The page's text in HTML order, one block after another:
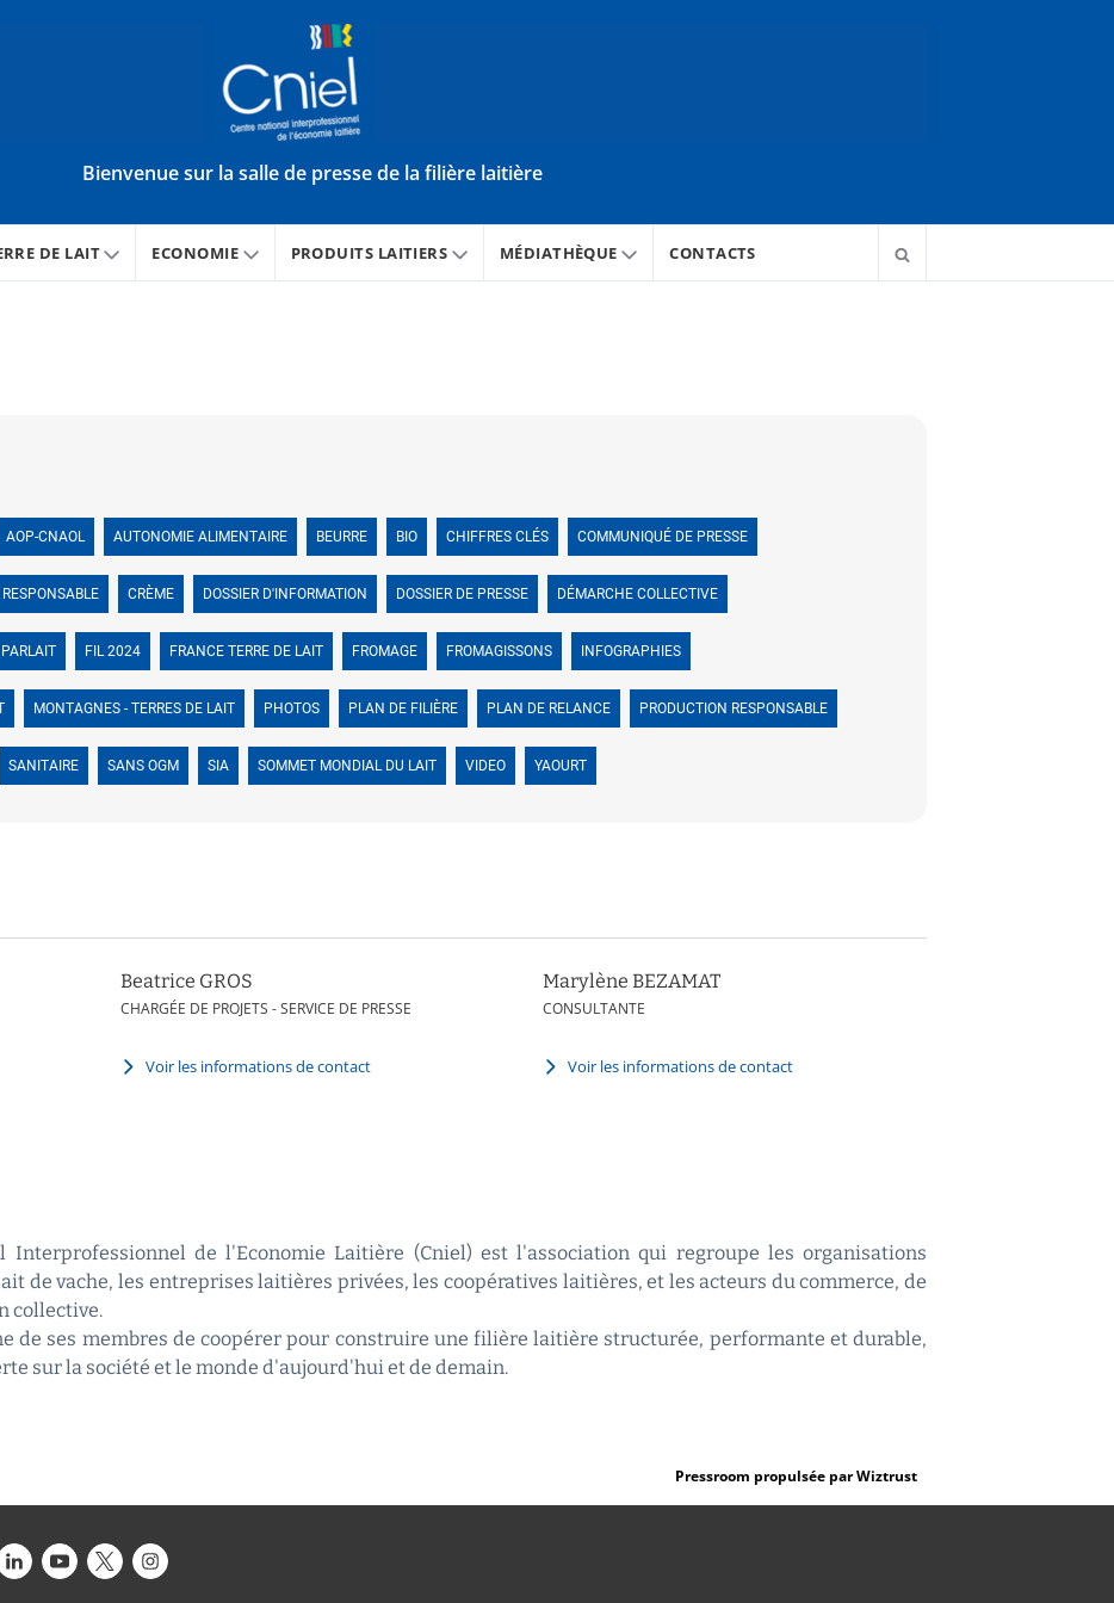
Bienvenue sur la salle de presse de la filière laitière
DE LAIT ECONOMIE PRODUITS LAITIERS MÉDIATHÈQUE CONTACTS
AOP-CNAOL AUTONOMIE ALIMENTAIRE BEURRE BIO CHIFFRES CLÉS COMMUNIQUÉ DE PRESSE
CRÈME DOSSIER D'INFORMATION DOSSIER DE PRESSE DÉMARCHE COLLECTIVE
FIL 2024 FRANCE TERRE DE LAIT FROMAGE FROMAGISSONS INFOGRAPHIES
MONTAGNES - TERRES DE LAIT PHOTOS PLAN DE FILIÈRE PLAN DE RELANCE PRODUCTION RESPONSABLE
SANITAIRE SANS OGM SIA SOMMET MONDIAL DU LAIT VIDEO YAOURT
Beatrice GROS
CHARGÉE DE PROJETS - SERVICE DE PRESSE
Voir les informations de contact
Marylène BEZAMAT
CONSULTANTE
Voir les informations de contact
Interprofessionnel de l'Economie Laitière (Cniel) est l'association qui regroupe les organisations
de vache, les entreprises laitières privées, les coopératives laitières, et les acteurs du commerce, de
collective.
de ses membres de coopérer pour construire une filière laitière structurée, performante et durable,
sur la société et le monde d'aujourd'hui et de demain.
Pressroom propulsée par Wiztrust